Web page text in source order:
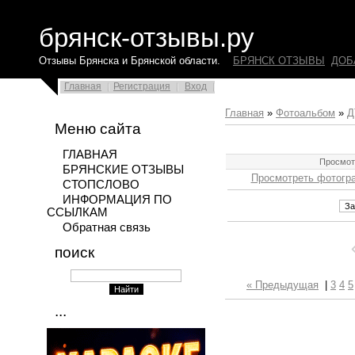
брянск-отзывы.ру
Отзывы Брянска и Брянской области. БРЯНСК ОТЗЫВЫ
Главная Регистрация Вход
Меню сайта
ГЛАВНАЯ
БРЯНСКИЕ ОТЗЫВЫ
СТОПСЛОВО
ИНФОРМАЦИЯ ПО
ССЫЛКАМ
Обратная связь
поиск
...
Главная » Фотоальбом »
Просмотреть
« Предыдущая 3 4 5